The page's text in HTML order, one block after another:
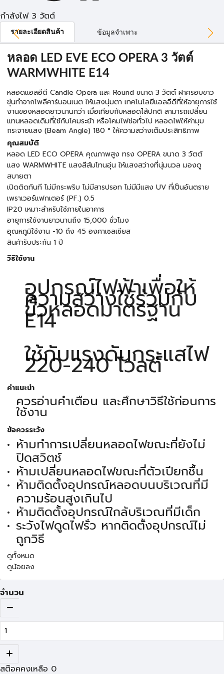
กำลังไฟ 3 วัตต์
รายละเอียดสินค้า ข้อมูลจำเพาะ
หลอด LED EVE ECO OPERA 3 วัตต์
WARMWHITE E14
หลอดแอลอีดี Candle Opera และ Round ขนาด 3 วัตต์ ฝาครอบขาว
ขุ่นทำจากโพลีคาร์บอนเนต ให้แสงนุ่มตา เทคโนโลยีแอลอีดีที่ให้อายุการใช้
งานของหลอดยาวนานกว่า เมื่อเทียบกับหลอดไส้ปกติ สามารถเปลี่ยน
แทนหลอดเดิมที่ใช้กับโคมระย้า หรือโคมไฟช่อทั่วไป หลอดไฟให้ค่ามุม
กระจายแสง (Beam Angle) 180 ° ให้ความสว่างเต็มประสิทธิภาพ
คุณสมบัติ
หลอด LED ECO OPERA คุณภาพสูง ทรง OPERA ขนาด 3 วัตต์
แสง WARMWHITE แสงสีส้มโทนอุ่น ให้แสงสว่างที่นุ่มนวล มองดู
สบายตา
เปิดติดทันที ไม่มีกระพริบ ไม่มีสารปรอท ไม่มีมีแสง UV ที่เป็นอันตราย
เพราเวอร์แฟกเตอร์ (PF.) 0.5
IP20 เหมาะสำหรับใช้ภายในอาคาร
อายุการใช้งานยาวนานถึง 15,000 ชั่วโมง
อุณหภูมิใช้งาน -10 ถึง 45 องศาเซลเซียส
สินค้ารับประกัน 1 ปี
วิธีใช้งาน
อุปกรณ์ไฟฟ้าเพื่อให้
ความสว่างใช้ร่วมกับ
ขั้วหลอดมาตรฐาน
E14
ใช้กับแรงดันกระแสไฟ
220-240 โวลต์
คำแนะนำ
ควรอ่านคำเตือน และศึกษาวิธีใช้ก่อนการ
ใช้งาน
ข้อควรระวัง
ห้ามทำการเปลี่ยนหลอดไฟขณะที่ยังไม่
ปิดสวิตช์
ห้ามเปลี่ยนหลอดไฟขณะที่ตัวเปียกชื้น
ห้ามติดตั้งอุปกรณ์หลอดบนบริเวณที่มี
ความร้อนสูงเกินไป
ห้ามติดตั้งอุปกรณ์ใกล้บริเวณที่มีเด็ก
ระวังไฟดูดไฟรั่ว หากติดตั้งอุปกรณ์ไม่
ถูกวิธี
ดูทั้งหมด
ดูน้อยลง
จำนวน
สต๊อคคงเหลือ 0